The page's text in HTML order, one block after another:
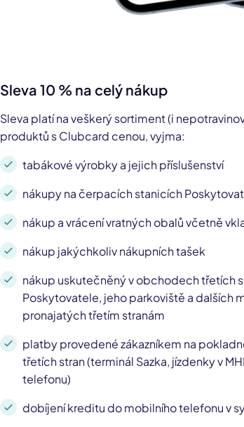
Sleva 10 % na celý nákup
Sleva platí na veškerý sortiment (i
produktů s Clubcard cenou, vyjma:
tabákové výrobky a jejich příslušenství
nákupy na čerpacích stanicích
nákup a vrácení vratných obalů včetně
nákup jakýchkoliv nákupních tašek
nákup uskutečněný v obchodech třetích
Poskytovatele, jeho parkoviště a dalších
pronajatých třetím stranám
platby provedené zákazníkem na
třetích stran (terminál Sazka, jízdenky v
telefonu)
dobíjení kreditu do mobilního telefonu v